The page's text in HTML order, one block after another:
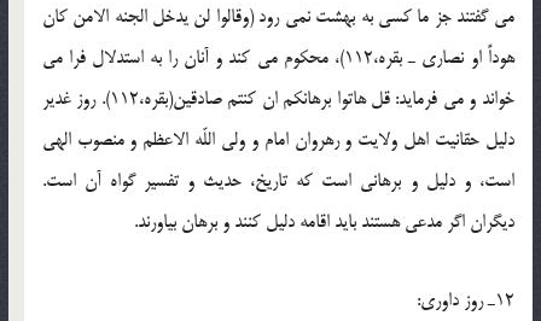
مى گفتند جز ما كسى به بهشت نمى رود (وقالوا لن يدخل الجنه الامن كان
هوداً او نصارى ـ بقره،112)، محكوم مى كند و آنان را به استدلال فرا مى
خواند و مى فرمايد: قل هاتوا برهانكم ان كنتم صادقين(بقره،112). روز غدير
دليل حقانيت اهل ولايت و رهروان امام و ولى اللّه الاعظم و منصوب الهى
است، و دليل و برهانى است كه تاريخ، حديث و تفسير گواه آن است.
ديگران اگر مدعى هستند بايد اقامه دليل كنند و برهان بياورند.
12ـ روز داورى: